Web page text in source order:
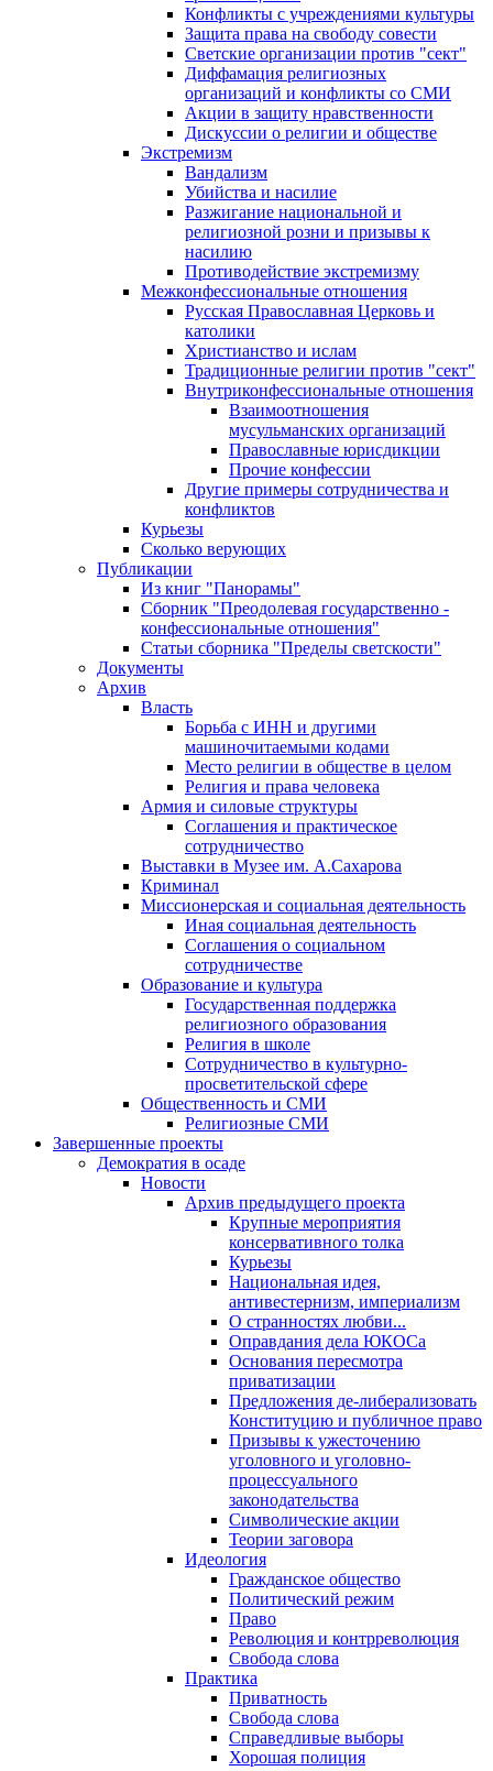
Конфликты с учреждениями культуры
Защита права на свободу совести
Светские организации против "сект"
Диффамация религиозных
организаций и конфликты со СМИ
Акции в защиту нравственности
Дискуссии о религии и обществе
Экстремизм
Вандализм
Убийства и насилие
Разжигание национальной и
религиозной розни и призывы к
насилию
Противодействие экстремизму
Межконфессиональные отношения
Русская Православная Церковь и
католики
Христианство и ислам
Традиционные религии против "сект"
Внутриконфессиональные отношения
Взаимоотношения
мусульманских организаций
Православные юрисдикции
Прочие конфессии
Другие примеры сотрудничества и
конфликтов
Курьезы
Сколько верующих
Публикации
Из книг "Панорамы"
Сборник "Преодолевая государственно -
конфессиональные отношения"
Статьи сборника "Пределы светскости"
Документы
Архив
Власть
Борьба с ИНН и другими
машиночитаемыми кодами
Место религии в обществе в целом
Религия и права человека
Армия и силовые структуры
Соглашения и практическое
сотрудничество
Выставки в Музее им. А.Сахарова
Криминал
Миссионерская и социальная деятельность
Иная социальная деятельность
Соглашения о социальном
сотрудничестве
Образование и культура
Государственная поддержка
религиозного образования
Религия в школе
Сотрудничество в культурно-
просветительской сфере
Общественность и СМИ
Религиозные СМИ
Завершенные проекты
Демократия в осаде
Новости
Архив предыдущего проекта
Крупные мероприятия
консервативного толка
Курьезы
Национальная идея,
антивестернизм, империализм
О странностях любви...
Оправдания дела ЮКОСа
Основания пересмотра
приватизации
Предложения де-либерализовать
Конституцию и публичное право
Призывы к ужесточению
уголовного и уголовно-
процессуального
законодательства
Символические акции
Теории заговора
Идеология
Гражданское общество
Политический режим
Право
Революция и контрреволюция
Свобода слова
Практика
Приватность
Свобода слова
Справедливые выборы
Хорошая полиция